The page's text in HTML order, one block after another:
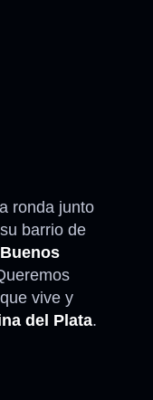
ronda junto
barrio de
Buenos
vive y
del Plata.